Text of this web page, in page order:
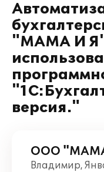
"МАМА И
версия."
ООО
Владимир,